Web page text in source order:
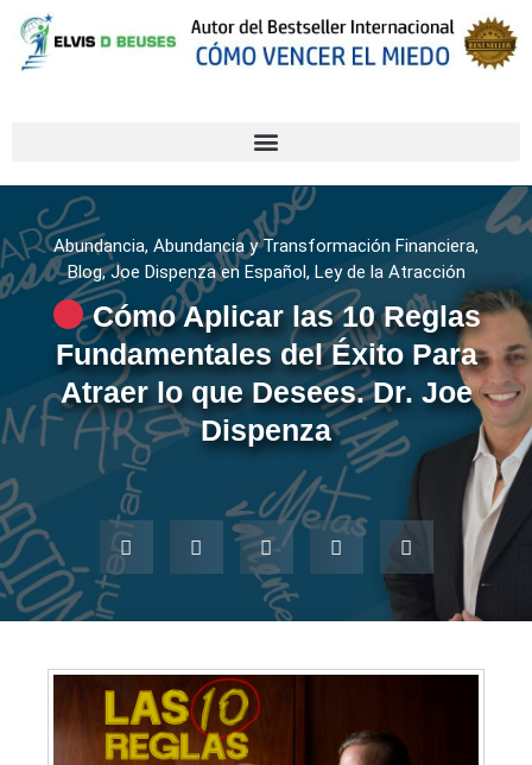
Abundancia, Abundancia y Transformación Financiera,
Blog,Joe Dispenza en Español, Ley de la Atracción
Cómo Aplicar las 10 Reglas
Fundamentales del Éxito Para
Atraer lo que Desees. Dr. Joe
Dispenza